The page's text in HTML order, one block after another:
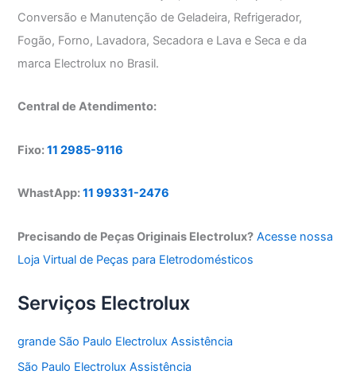
Conversão e Manutenção de Geladeira, Refrigerador,
Fogão, Forno, Lavadora, Secadora e Lava e Seca e da
marca Electrolux no Brasil.
Central de Atendimento:
Fixo:11 2985-9116
WhastApp:11 99331-2476
Precisando de Peças Originais Electrolux? Acesse nossa
Loja Virtual de Peças para Eletrodomésticos
Serviços Electrolux
grande São Paulo Electrolux Assistência
São Paulo Electrolux Assistência